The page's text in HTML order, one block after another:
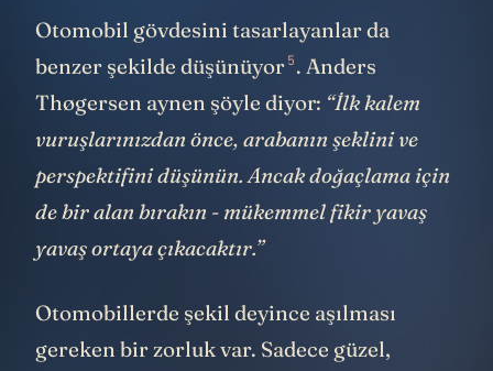
Otomobil gövdesini tasarlayanlar da
benzer şekilde düşünüyor5. Anders
Thøgersen aynen şöyle diyor: “İlk kalem
vuruşlarınızdan önce, arabanın şeklini ve
perspektifini düşünün. Ancak doğaçlama için
de bir alan bırakın - mükemmel fikir yavaş
yavaş ortaya çıkacaktır.”
Otomobillerde şekil deyince aşılması
gereken bir zorluk var. Sadece güzel,